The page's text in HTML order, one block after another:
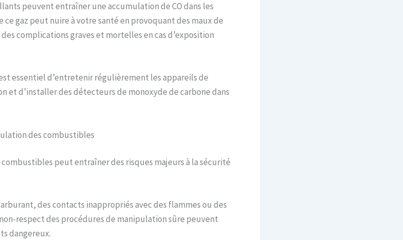
peuvent entraîner une accumulation de CO dans les
ce gaz peut nuire à votre santé en provoquant des maux de
complications graves et mortelles en cas d’exposition
essentiel d’entretenir régulièrement les appareils de
et d’installer des détecteurs de monoxyde de carbone dans
des combustibles
peut entraîner des risques majeurs à la sécurité
des contacts inappropriés avec des flammes ou des
respect des procédures de manipulation sûre peuvent
dangereux.